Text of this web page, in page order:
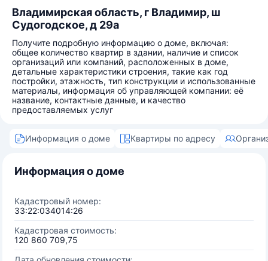
Владимирская область, г Владимир, ш
Судогодское, д 29а
Получите подробную информацию о доме, включая:
общее количество квартир в здании, наличие и список
организаций или компаний, расположенных в доме,
детальные характеристики строения, такие как год
постройки, этажность, тип конструкции и использованные
материалы, информация об управляющей компании: её
название, контактные данные, и качество
предоставляемых услуг
Информация о доме Квартиры по адресу
Информация о доме
Кадастровый номер:
33:22:034014:26
Кадастровая стоимость:
120 860 709,75